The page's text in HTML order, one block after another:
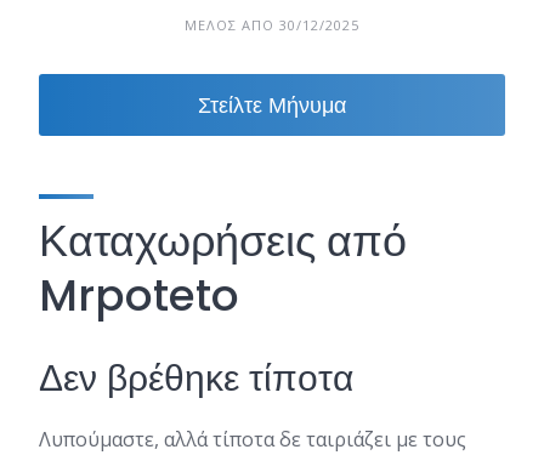
ΜΈΛΟΣ ΑΠΌ 30/12/2025
Στείλτε Μήνυμα
Καταχωρήσεις από
Mrpoteto
Δεν βρέθηκε τίποτα
Λυπούμαστε, αλλά τίποτα δε ταιριάζει με τους